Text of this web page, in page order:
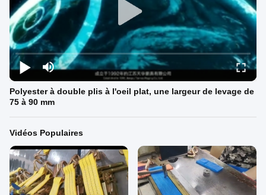
Polyester à double plis à l'oeil plat, une largeur de levage de
75 à 90 mm
Vidéos Populaires